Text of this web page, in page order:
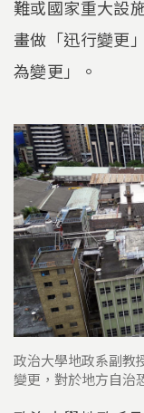
難或國家重大設
畫做「迅行變更
為變更」。
政治大學地政系副教
變更，對於地方自治